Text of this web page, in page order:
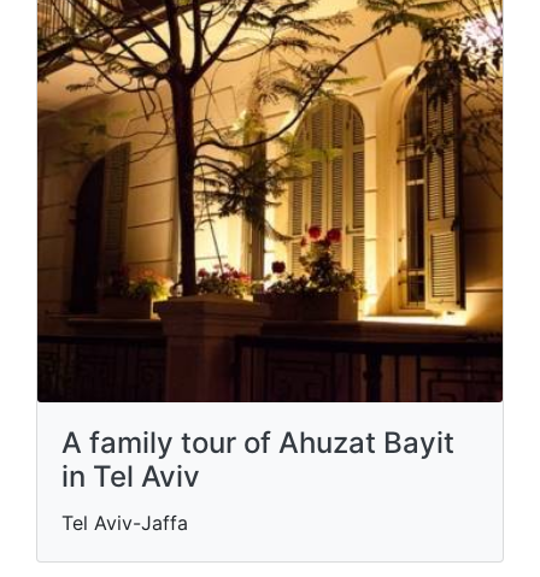
A family tour of Ahuzat Bayit
in Tel Aviv
Tel Aviv-Jaffa